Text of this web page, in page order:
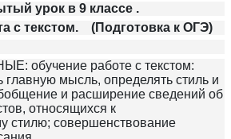
урок в 9 классе .
текстом. (Подготовка к ОГЭ)
обучение работе с текстом:
мысль, определять стиль и
и расширение сведений об
относящихся к
стилю; совершенствование